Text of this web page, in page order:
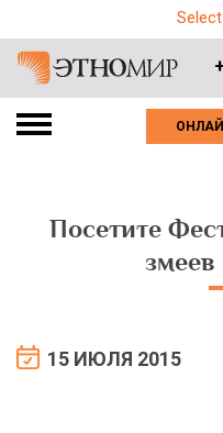
Посетите
змеев
15 ИЮЛЯ 2015